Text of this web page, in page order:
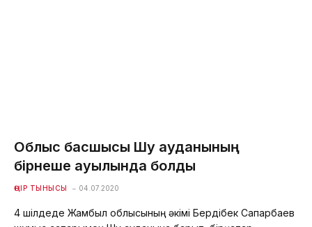
Облыс басшысы Шу ауданының
бірнеше ауылында болды
ӨҢІР ТЫНЫСЫ 04.07.2020
4 шілдеде Жамбыл облысының әкімі Бердібек Сапарбаев